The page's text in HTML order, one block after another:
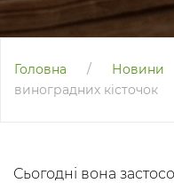
Головна / Новини
виноградних кісточок
Сьогодні вона